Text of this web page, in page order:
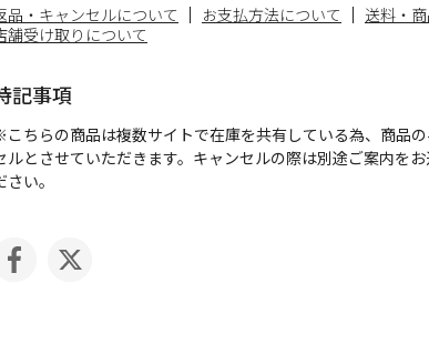
品・キャンセルについて お支払方法について
送料・
舗受け取りについて
記事項
ちらの商品は複数サイトで在庫を共有している為、商品
ルとさせていただきます。キャンセルの際は別途ご案内を
さい。